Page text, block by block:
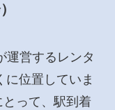
運営するレンタ
に位置していま
って、駅到着